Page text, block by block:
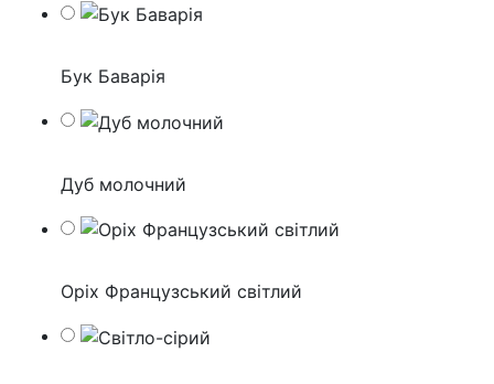
Бук Баварія
Дуб молочний
Оріх Французський світлий